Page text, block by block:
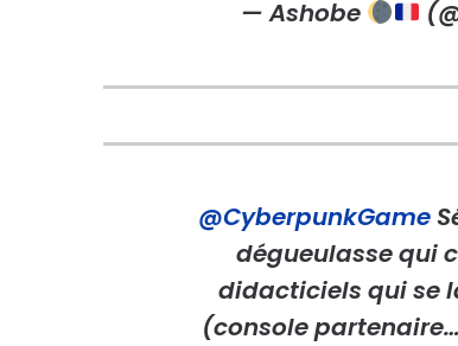
— Ashobe
@CyberpunkGame
dégueulasse qui
didacticiels qui se
(console